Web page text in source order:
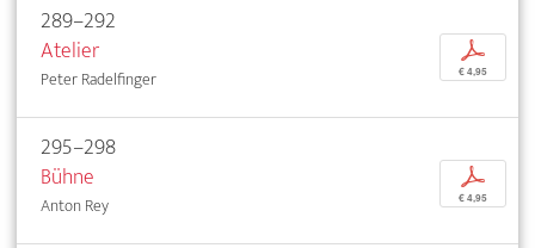
289–292
Atelier
Peter Radelfinger
p
€ 4,95
295–298
Bühne
Anton Rey
p
€ 4,95